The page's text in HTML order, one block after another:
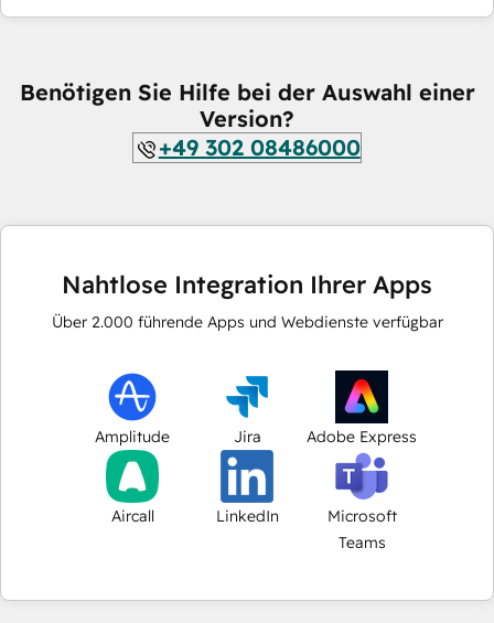
Benötigen Sie Hilfe bei der Auswahl einer
Version?
+49 302 08486000
Nahtlose Integration Ihrer Apps
Über 2.000 führende Apps und Webdienste verfügbar
Amplitude Jira Adobe Express
Aircall LinkedIn
Microsoft
Teams